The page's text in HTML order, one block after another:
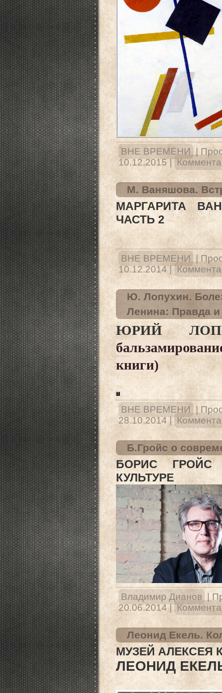
ВНЕ ВРЕМЕНИ |
10.12.2015 |
М. Ваняшова.
МАРГАРИТА
ЧАСТЬ 2
ВНЕ ВРЕМЕНИ
10.12.2014 |
Ю. Лопухин.
Ленина: Правда
ЮРИЙ
книги)
ВНЕ ВРЕМЕНИ |
28.10.2014 |
Б.Гройс о
БОРИС
КУЛЬТУРЕ
Владимир Дианов |
20.06.2014 |
Леонид Екель.
МУЗЕЙ АЛЕКСЕЯ
ЛЕОНИД